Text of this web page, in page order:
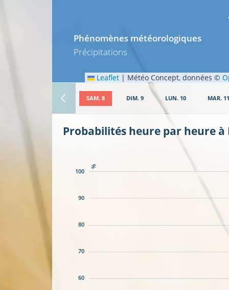
Phénomènes météorologiques
Précipitations
Leaflet | Météo Concept, données ©
SAM. 8 DIM. 9 LUN. 10 MAR. 11
Probabilités heure par heure à
%
60
70
80
90
100